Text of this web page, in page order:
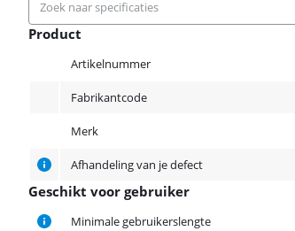
Product
Artikelnummer
Fabrikantcode
Merk
Afhandeling van je defect
Geschikt voor gebruiker
Geschikt voor gebruiker
Minimale gebruikerslengte